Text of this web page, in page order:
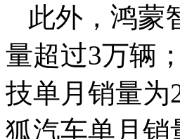
此外，鸿蒙
量超过3万辆
技单月销量为
狐汽车单月销